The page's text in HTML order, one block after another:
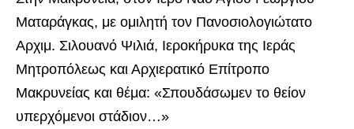
Ματαράγκας, με ομιλητή τον Πανοσιολογιώτατο
Αρχιμ. Σιλουανό Ψιλιά, Ιεροκήρυκα της Ιεράς
Μητροπόλεως και Αρχιερατικό Επίτροπο
Μακρυνείας και θέμα: «Σπουδάσωμεν το θείον
υπερχόμενοι στάδιον…»